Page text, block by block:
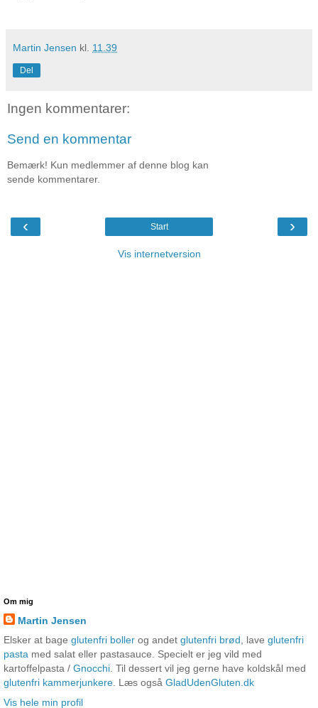
Martin Jensen kl. 11.39
Del
Ingen kommentarer:
Send en kommentar
Bemærk! Kun medlemmer af denne blog kan
sende kommentarer.
‹ ›
Start
Vis internetversion
Om mig
Martin Jensen
Elsker at bage glutenfri boller og andet glutenfri brød, lave glutenfri
pasta med salat eller pastasauce. Specielt er jeg vild med
kartoffelpasta / Gnocchi. Til dessert vil jeg gerne have koldskål med
glutenfri kammerjunkere. Læs også GladUdenGluten.dk
Vis hele min profil